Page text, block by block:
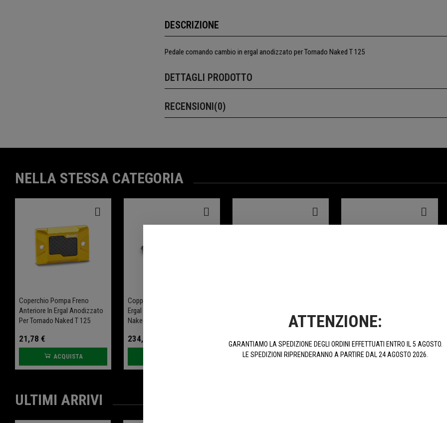
DESCRIZIONE
Pedale comando cambio in ergal anodizzato per Tornado Naked T 125
DETTAGLI PRODOTTO
RECENSIONI(0)
NELLA STESSA CATEGORIA
Coperchio Pompa Freno
Anteriore In Ergal Anodizzato
Per Tornado Naked T 125
21,78 €
ACQUISTA
Coppia Pedane Posteriori In
Ergal Anodizzato Per Tornado
Naked T 125
234,00 €
ACQUISTA
Per Tornado Naked T 125
ACQUISTA
ULTIMI ARRIVI
ATTENZIONE:
GARANTIAMO LA SPEDIZIONE DEGLI ORDINI EFFETTUATI ENTRO IL 5 AGOSTO.
LE SPEDIZIONI RIPRENDERANNO A PARTIRE DAL 24 AGOSTO 2026.